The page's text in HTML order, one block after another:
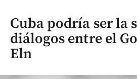
Cuba podría ser la
diálogos entre el
Eln